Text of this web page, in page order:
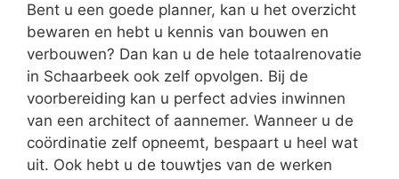
Bent u een goede planner, kan u het overzicht
bewaren en hebt u kennis van bouwen en
verbouwen? Dan kan u de hele totaalrenovatie
in Schaarbeek ook zelf opvolgen. Bij de
voorbereiding kan u perfect advies inwinnen
van een architect of aannemer. Wanneer u de
coördinatie zelf opneemt, bespaart u heel wat
uit. Ook hebt u de touwtjes van de werken